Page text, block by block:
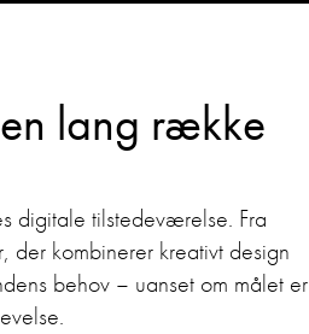
lang række
digitale tilstedeværelse. Fra
der kombinerer kreativt design
behov – uanset om målet er